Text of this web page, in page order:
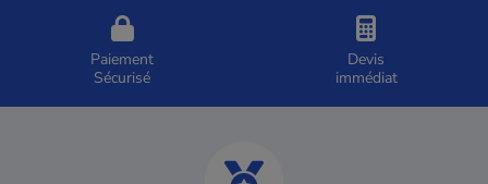
Paiement
Sécurisé
Devis
immédiat